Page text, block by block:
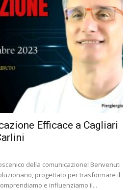
Efficace a Cagliari
della comunicazione! Benvenuti
progettato per trasformare il
e influenziamo il...